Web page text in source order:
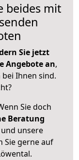
beides mit
Sie jetzt
Angebote an,
Ihnen sind.
Sie doch
Beratung
unsere
Sie gerne auf